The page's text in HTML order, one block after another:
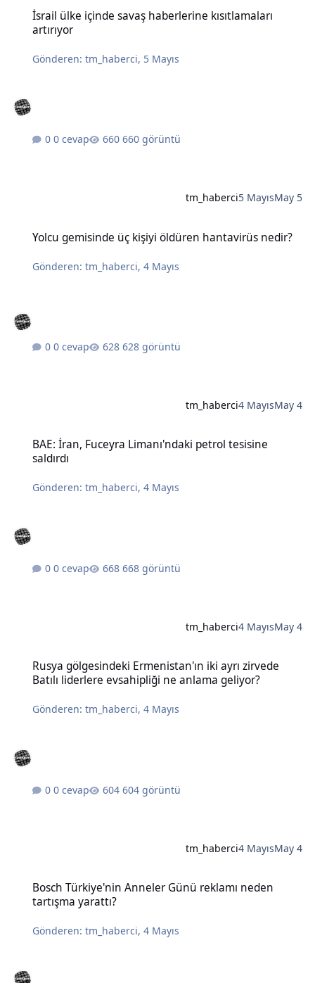
İsrail ülke içinde savaş haberlerine kısıtlamaları
artırıyor
Gönderen:tm_haberci, 5 Mayıs
0 cevap 660 görüntü
tm_haberci5 MayısMay 5
Yolcu gemisinde üç kişiyi öldüren hantavirüs nedir?
Gönderen:tm_haberci,4 Mayıs
0 cevap 628 görüntü
tm_haberci4 MayısMay 4
BAE: İran, Fuceyra Limanı'ndaki petrol tesisine
saldırdı
Gönderen:tm_haberci,4 Mayıs
0 cevap 668 görüntü
tm_haberci4 MayısMay 4
Rusya gölgesindeki Ermenistan'ın iki ayrı zirvede
Batılı liderlere evsahipliği ne anlama geliyor?
Gönderen:tm_haberci,4 Mayıs
0 cevap 604 görüntü
tm_haberci4 MayısMay 4
Bosch Türkiye'nin Anneler Günü reklamı neden
tartışma yarattı?
Gönderen:tm_haberci,4 Mayıs